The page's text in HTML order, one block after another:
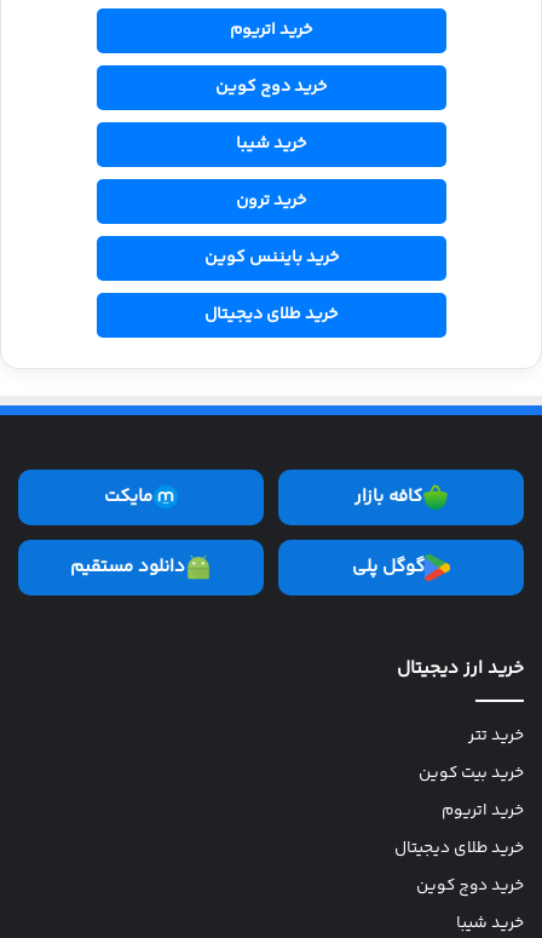
خرید اتریوم
خرید دوج کوین
خرید شیبا
خرید ترون
خرید بایننس کوین
خرید طلای دیجیتال
کافه بازار مایکت
گوگل پلی دانلود مستقیم
خرید ارز دیجیتال
خرید تتر
خرید بیت کوین
خرید اتریوم
خرید طلای دیجیتال
خرید دوج کوین
خرید شیبا